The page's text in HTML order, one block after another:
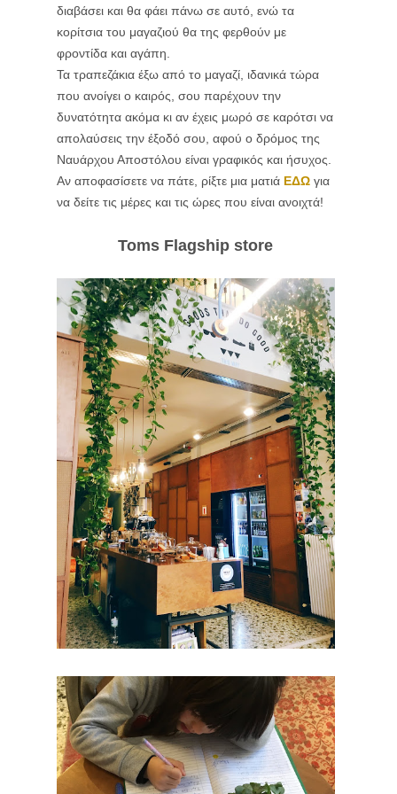
διαβάσει και θα φάει πάνω σε αυτό, ενώ τα
κορίτσια του μαγαζιού θα της φερθούν με
φροντίδα και αγάπη.
Τα τραπεζάκια έξω από το μαγαζί, ιδανικά τώρα
που ανοίγει ο καιρός, σου παρέχουν την
δυνατότητα ακόμα κι αν έχεις μωρό σε καρότσι να
απολαύσεις την έξοδό σου, αφού ο δρόμος της
Ναυάρχου Αποστόλου είναι γραφικός και ήσυχος.
Αν αποφασίσετε να πάτε, ρίξτε μια ματιά ΕΔΩ για
να δείτε τις μέρες και τις ώρες που είναι ανοιχτά!
Toms Flagship store